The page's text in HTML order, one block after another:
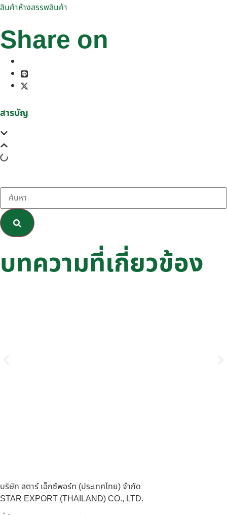
สินค้าห้างสรรพสินค้า
Share on
สารบัญ
บทความที่เกี่ยวข้อง
บริษัท สตาร์ เอ็กซ์พอร์ท (ประเทศไทย) จำกัด
STAR EXPORT (THAILAND) CO., LTD.